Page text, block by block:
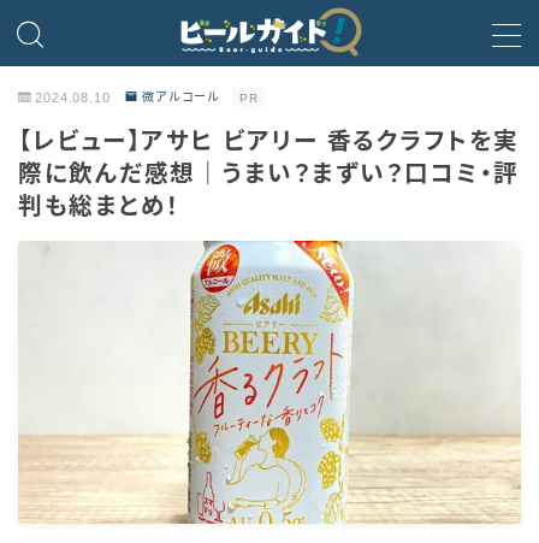
ビール
発泡酒
新ジャンル・第3のビール
HOPPIN’ GARAGE
ノンアルコールビール
微アルコール
2024.08.10 微アルコール PR
【レビュー】アサヒ ビアリー 香るクラフトを実
際に飲んだ感想｜うまい？まずい？口コミ・評
判も総まとめ！